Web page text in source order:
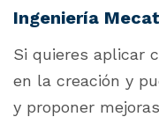
Ingeniería
Si quieres aplicar
en la creación y
y proponer